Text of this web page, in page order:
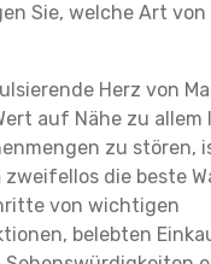
Sie, welche Art von
Herz von
auf Nähe zu allem
zu stören,
zweifellos die beste
von wichtigen
belebten